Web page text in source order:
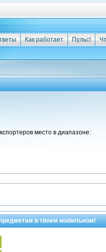
Пульс!
Как работает
место в диапазоне:
в твоем мобильном!